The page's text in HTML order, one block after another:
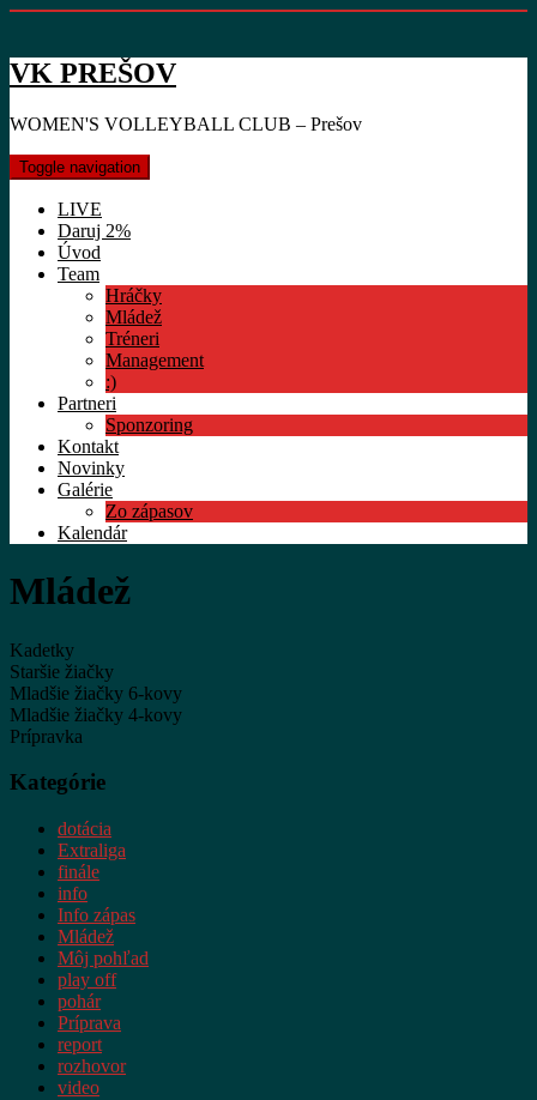
VK PREŠOV
WOMEN'S VOLLEYBALL CLUB – Prešov
Toggle navigation
LIVE
Daruj 2%
Úvod
Team
Hráčky
Mládež
Tréneri
Management
:)
Partneri
Sponzoring
Kontakt
Novinky
Galérie
Zo zápasov
Kalendár
Mládež
Kadetky
Staršie žiačky
Mladšie žiačky 6-kovy
Mladšie žiačky 4-kovy
Prípravka
Kategórie
dotácia
Extraliga
finále
info
Info zápas
Mládež
Môj pohľad
play off
pohár
Príprava
report
rozhovor
video